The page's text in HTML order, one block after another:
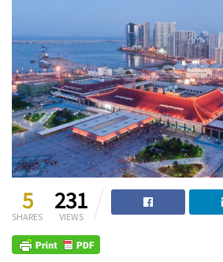
5
SHARES
231
VIEWS